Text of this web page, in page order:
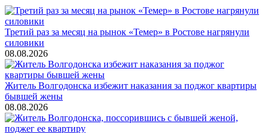
Третий раз за месяц на рынок «Темер» в Ростове нагрянули
силовики
08.08.2026
Житель Волгодонска избежит наказания за поджог квартиры
бывшей жены
08.08.2026